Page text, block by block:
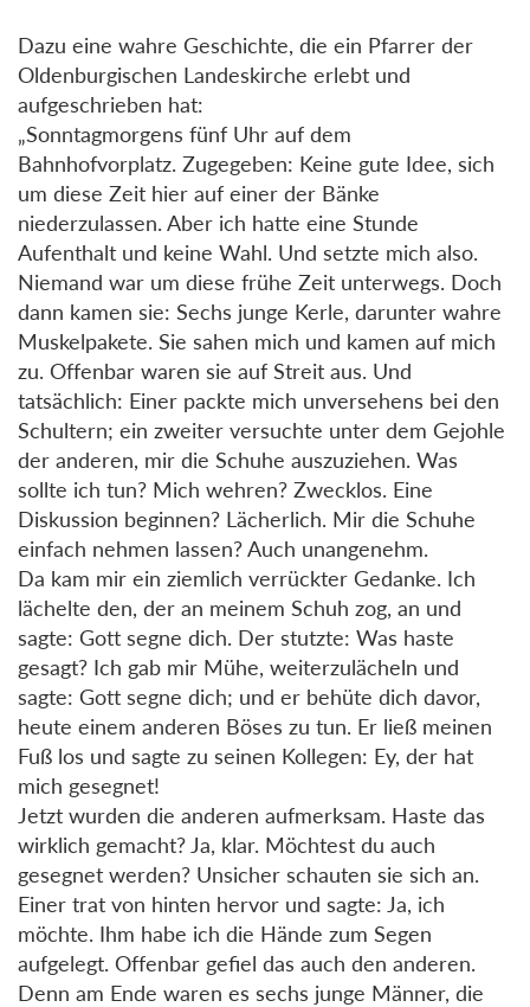
Dazu eine wahre Geschichte, die ein Pfarrer der
Oldenburgischen Landeskirche erlebt und
aufgeschrieben hat:
„Sonntagmorgens fünf Uhr auf dem
Bahnhofvorplatz. Zugegeben: Keine gute Idee, sich
um diese Zeit hier auf einer der Bänke
niederzulassen. Aber ich hatte eine Stunde
Aufenthalt und keine Wahl. Und setzte mich also.
Niemand war um diese frühe Zeit unterwegs. Doch
dann kamen sie: Sechs junge Kerle, darunter wahre
Muskelpakete. Sie sahen mich und kamen auf mich
zu. Offenbar waren sie auf Streit aus. Und
tatsächlich: Einer packte mich unversehens bei den
Schultern; ein zweiter versuchte unter dem Gejohle
der anderen, mir die Schuhe auszuziehen. Was
sollte ich tun? Mich wehren? Zwecklos. Eine
Diskussion beginnen? Lächerlich. Mir die Schuhe
einfach nehmen lassen? Auch unangenehm.
Da kam mir ein ziemlich verrückter Gedanke. Ich
lächelte den, der an meinem Schuh zog, an und
sagte: Gott segne dich. Der stutzte: Was haste
gesagt? Ich gab mir Mühe, weiterzulächeln und
sagte: Gott segne dich; und er behüte dich davor,
heute einem anderen Böses zu tun. Er ließ meinen
Fuß los und sagte zu seinen Kollegen: Ey, der hat
mich gesegnet!
Jetzt wurden die anderen aufmerksam. Haste das
wirklich gemacht? Ja, klar. Möchtest du auch
gesegnet werden? Unsicher schauten sie sich an.
Einer trat von hinten hervor und sagte: Ja, ich
möchte. Ihm habe ich die Hände zum Segen
aufgelegt. Offenbar gefiel das auch den anderen.
Denn am Ende waren es sechs junge Männer, die